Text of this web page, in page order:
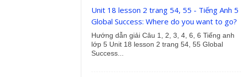
Unit 18 lesson 2 trang 54, 55 - Tiếng Anh 5
Global Success: Where do you want to go?
Hướng dẫn giải Câu 1, 2, 3, 4, 6, 6 Tiếng anh
lớp 5 Unit 18 lesson 2 trang 54, 55 Global
Success...